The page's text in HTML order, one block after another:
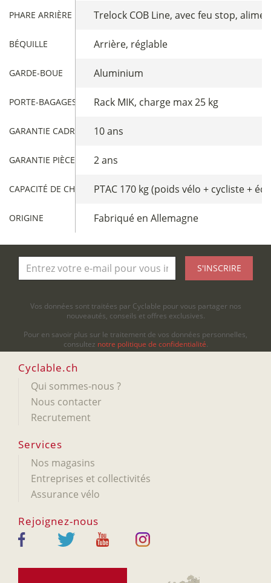
PHARE ARRIÈRE Trelock COB Line, avec feu stop,
BÉQUILLE Arrière, réglable
GARDE-BOUE Aluminium
PORTE-BAGAGES ARRIÈRERack MIK, charge max 25 kg
GARANTIE CADRE 10 ans
GARANTIE PIÈCES 2 ans
CAPACITÉ DE CHARGEPTAC 170 kg (poids vélo + cycliste +
ORIGINE Fabriqué en Allemagne
S'INSCRIRE
Vos données sont traitées par Cyclable pour vous partager nos
nouveautés, conseils et offres exclusives.
Pour en savoir plus sur le traitement de vos données personnelles,
consultez notre politique de confidentialité.
Cyclable.ch
Qui sommes-nous ?
Nous contacter
Recrutement
Services
Nos magasins
Entreprises et collectivités
Assurance vélo
Rejoignez-nous